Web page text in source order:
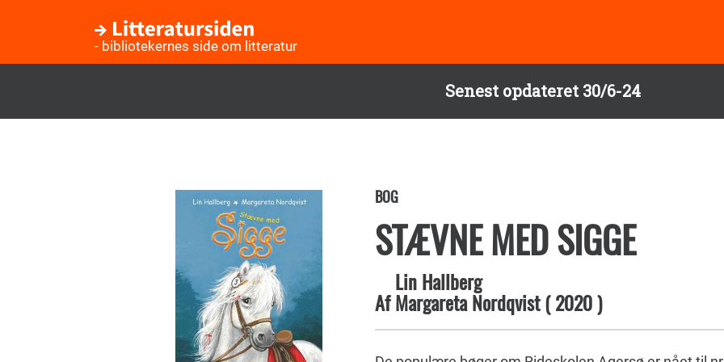
Senest opdateret 30/6-24
- bibliotekernes side om litteratur
BOG
STÆVNE MED SIGGE
Af
Lin Hallberg
Margareta Nordqvist(2020)